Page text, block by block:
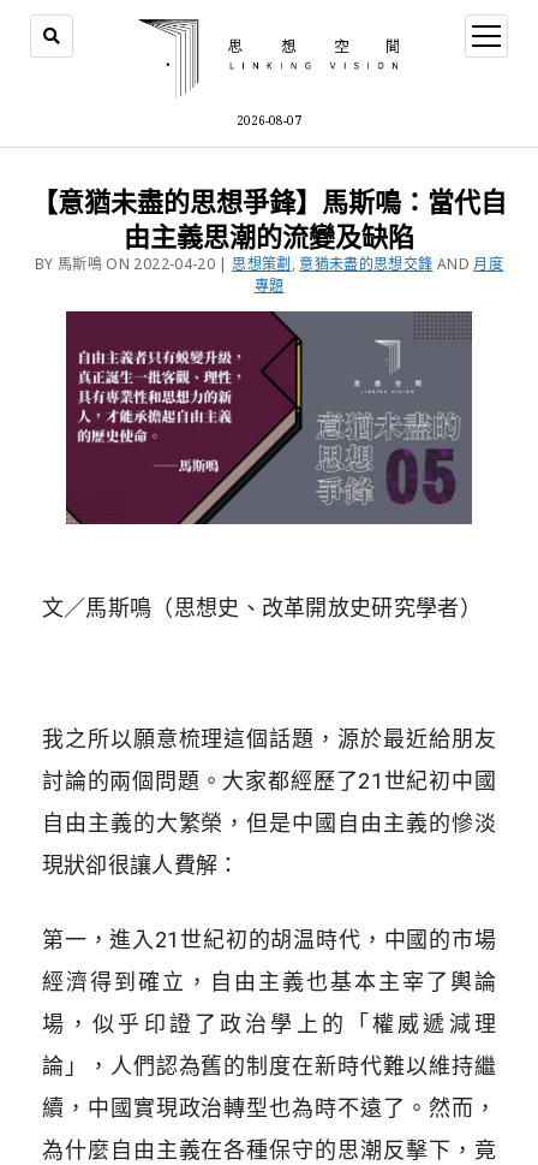
2026-08-07
【意猶未盡的思想爭鋒】馬斯鳴：當代自
由主義思潮的流變及缺陷
BY 馬斯鳴 ON 2022-04-20 |思想策劃 , 意猶未盡的思想交鋒 AND 月度
專題
文／馬斯鳴（思想史、改革開放史研究學者）
我之所以願意梳理這個話題，源於最近給朋友
討論的兩個問題。大家都經歷了21世紀初中國
自由主義的大繁榮，但是中國自由主義的慘淡
現狀卻很讓人費解：
第一，進入21世紀初的胡温時代，中國的市場
經濟得到確立，自由主義也基本主宰了輿論
場，似乎印證了政治學上的「權威遞減理
論」，人們認為舊的制度在新時代難以維持繼
續，中國實現政治轉型也為時不遠了。然而，
為什麼自由主義在各種保守的思潮反擊下，竟